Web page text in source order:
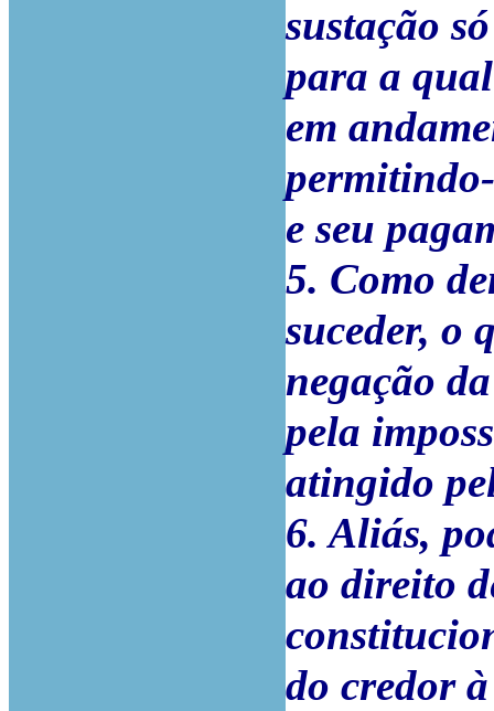
sustação
para a
em
e seu
5. Como
suceder, o
negação
pela
atingido
6. Aliás,
ao direito
do credor